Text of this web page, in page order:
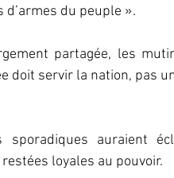
du peuple ».
partagée, les
doit servir la nation, pas
sporadiques auraient
loyales au pouvoir.